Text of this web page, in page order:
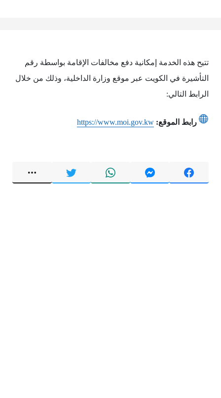
تتيح هذه الخدمة إمكانية دفع مخالفات الإقامة بواسطة رقم
التأشيرة في الكويت عبر موقع وزارة الداخلية، وذلك من خلال
الرابط التالي:
رابط الموقع: https://www.moi.gov.kw